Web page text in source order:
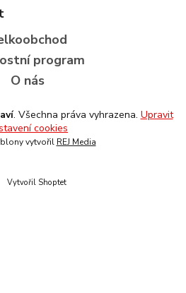
program
O nás
Vytvořil Shoptet
. Všechna práva vyhrazena. Upravit
cookies
vytvořil REJ Media